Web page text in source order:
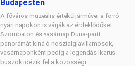
Budapesten
A főváros muzeális értékű járművei a forró
nyári napokon is várják az érdeklődőket.
Szombaton és vasárnap Duna-parti
panorámát kínáló nosztalgiavillamosok,
vasárnaponként pedig a legendás Ikarus-
buszok idézik fel a közösségi